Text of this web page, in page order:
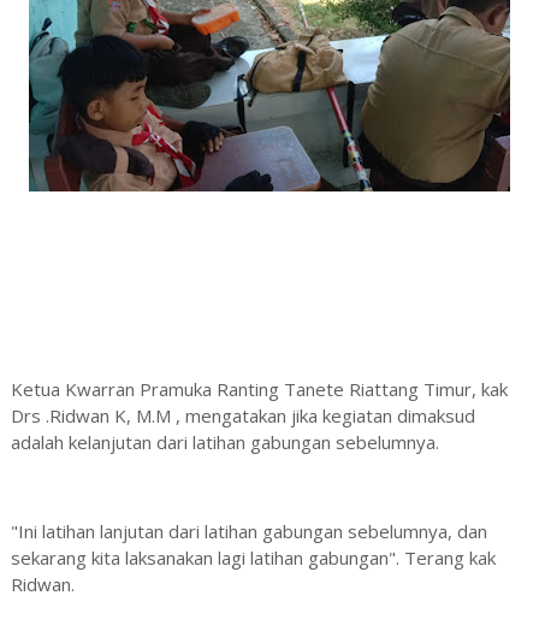
Ketua Kwarran Pramuka Ranting Tanete Riattang Timur, kak
Drs .Ridwan K, M.M , mengatakan jika kegiatan dimaksud
adalah kelanjutan dari latihan gabungan sebelumnya.
"Ini latihan lanjutan dari latihan gabungan sebelumnya, dan
sekarang kita laksanakan lagi latihan gabungan". Terang kak
Ridwan.